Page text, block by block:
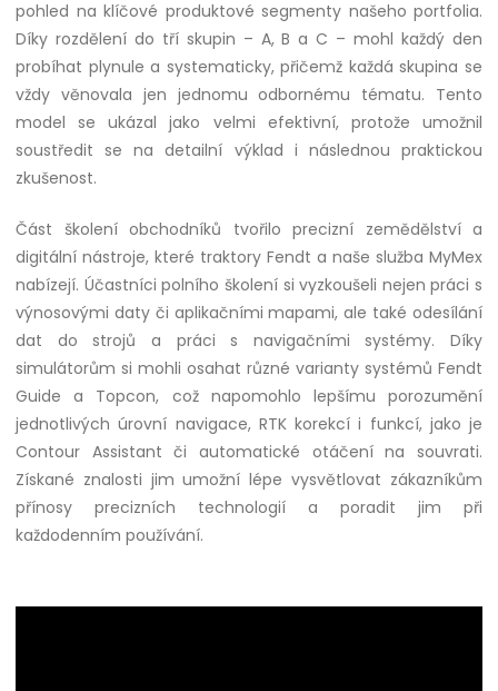
pohled na klíčové produktové segmenty našeho portfolia.
Díky rozdělení do tří skupin – A, B a C – mohl každý den
probíhat plynule a systematicky, přičemž každá skupina se
vždy věnovala jen jednomu odbornému tématu. Tento
model se ukázal jako velmi efektivní, protože umožnil
soustředit se na detailní výklad i následnou praktickou
zkušenost.
Část školení obchodníků tvořilo precizní zemědělství a
digitální nástroje, které traktory Fendt a naše služba MyMex
nabízejí. Účastníci polního školení si vyzkoušeli nejen práci s
výnosovými daty či aplikačními mapami, ale také odesílání
dat do strojů a práci s navigačními systémy. Díky
simulátorům si mohli osahat různé varianty systémů Fendt
Guide a Topcon, což napomohlo lepšímu porozumění
jednotlivých úrovní navigace, RTK korekcí i funkcí, jako je
Contour Assistant či automatické otáčení na souvrati.
Získané znalosti jim umožní lépe vysvětlovat zákazníkům
přínosy precizních technologií a poradit jim při
každodenním používání.